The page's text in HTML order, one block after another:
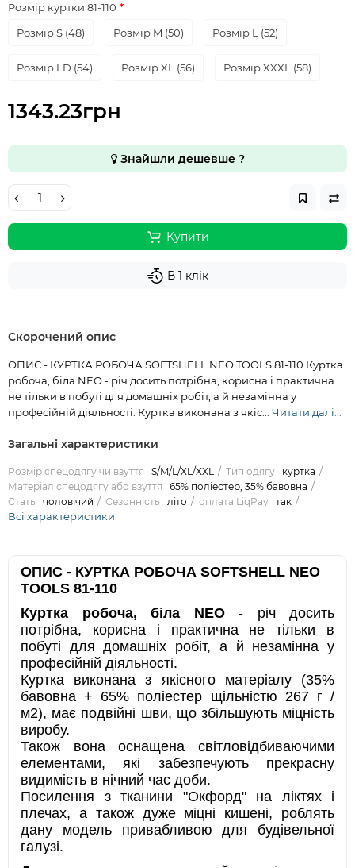
Розмір куртки 81-110
Розмір S (48)
Розмір M (50) Розмір L (52)
Розмір LD (54) Розмір XL (56) Розмір XXXL (58)
1343.23грн
Знайшли дешевше ?
Купити
В 1 клік
Скорочений опис
ОПИС - КУРТКА РОБОЧА SOFTSHELL NEO TOOLS 81-110 Куртка
робоча, біла NEO - річ досить потрібна, корисна і практична
не тільки в побуті для домашніх робіт, а й незамінна у
професійній діяльності. Куртка виконана з якіс... Читати далі...
Загальні характеристики
Розмір спецодягу чи взуття S/M/L/XL/XXL Тип одягу
куртка
Матеріал спецодягу або взуття
65% поліестер, 35% бавовна
Стать чоловічий Сезонність літо оплата LiqPay так
Всі характеристики
ОПИС - КУРТКА РОБОЧА SOFTSHELL NEO
TOOLS 81-110
Куртка робоча, біла NEO- річ досить
потрібна, корисна і практична не тільки в
побуті для домашніх робіт, а й незамінна у
професійній діяльності.
Куртка виконана з якісного матеріалу (35%
бавовна + 65% поліестер щільністю 267 г /
м2), має подвійні шви, що збільшують міцність
виробу.
Також вона оснащена світловідбиваючими
елементами, які забезпечують прекрасну
видимість в нічний час доби.
Посилення з тканини "Окфорд" на ліктях і
плечах, а також дуже міцні кишені, роблять
дану модель привабливою для будівельної
галузі.